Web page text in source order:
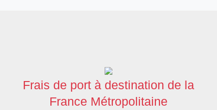
Frais de port à destination de la
France Métropolitaine